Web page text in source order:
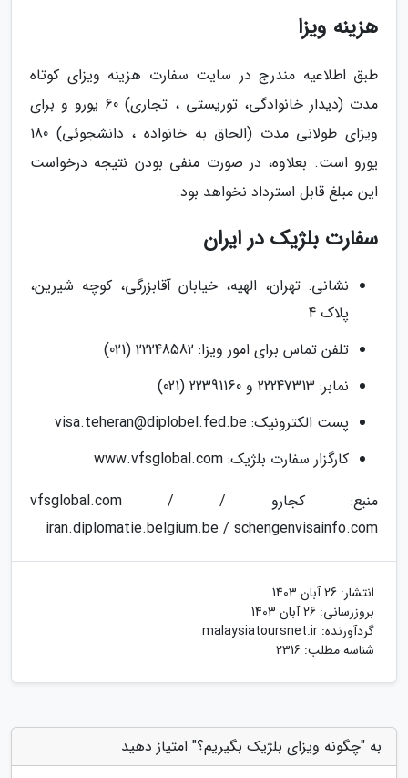
هزینه ویزا
طبق اطلاعیه مندرج در سایت سفارت هزینه ویزای کوتاه
مدت (دیدار خانوادگی، توریستی ، تجاری) 60 یورو و برای
ویزای طولانی مدت (الحاق به خانواده ، دانشجوئی) 180
یورو است. بعلاوه، در صورت منفی بودن نتیجه درخواست
این مبلغ قابل استرداد نخواهد بود.
سفارت بلژیک در ایران
نشانی: تهران، الهیه، خیابان آقابزرگی، کوچه شیرین،
پلاک 4
تلفن تماس برای امور ویزا: 22248582 (021)
نمابر: 22247313 و 22391160 (021)
پست الکترونیک: visa.teheran@diplobel.fed.be
کارگزار سفارت بلژیک: www.vfsglobal.com
منبع: کجارو / vfsglobal.com /
iran.diplomatie.belgium.be / schengenvisainfo.com
انتشار: 26 آبان 1403
بروزرسانی: 26 آبان 1403
گردآورنده: malaysiatoursnet.ir
شناسه مطلب: 2316
به "چگونه ویزای بلژیک بگیریم؟" امتیاز دهید